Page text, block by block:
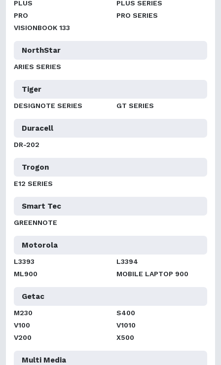
PLUS
PLUS SERIES
PRO
PRO SERIES
VISIONBOOK 133
NorthStar
ARIES SERIES
Tiger
DESIGNOTE SERIES GT SERIES
Duracell
DR-202
Trogon
E12 SERIES
Smart Tec
GREENNOTE
Motorola
L3393
L3394
ML900
MOBILE LAPTOP 900
Getac
M230
S400
V100
V1010
V200
X500
Multi Media